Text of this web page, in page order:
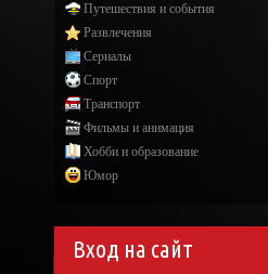
Путешествия и события
Развлечения
Сериалы
Спорт
Транспорт
Фильмы и анимация
Хобби и образование
Юмор
Вход на сайт